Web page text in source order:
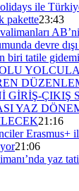
ile
pakette23:43
devre dışı
biri tatile
GİRİŞ-ÇIKIŞ
YAZ
21:16
Erasmus+
21:06
yaz